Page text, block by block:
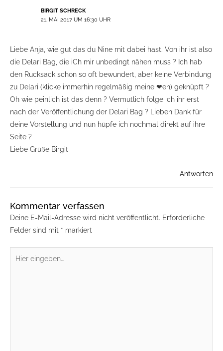
BIRGIT SCHRECK
21. MAI 2017 UM 16:30 UHR
Liebe Anja, wie gut das du Nine mit dabei hast. Von ihr ist also
die Delari Bag, die iCh mir unbedingt nähen muss ? Ich hab
den Rucksack schon so oft bewundert, aber keine Verbindung
zu Delari (klicke immerhin regelmäßig meine ❤en) geknüpft ?
Oh wie peinlich ist das denn ? Vermutlich folge ich ihr erst
nach der Veröffentlichung der Delari Bag ? Lieben Dank für
deine Vorstellung und nun hüpfe ich nochmal direkt auf ihre
Seite ?
Liebe Grüße Birgit
Antworten
Kommentar verfassen
Deine E-Mail-Adresse wird nicht veröffentlicht. Erforderliche
Felder sind mit * markiert
eingeben…